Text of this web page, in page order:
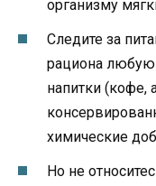
организму
Следите за
рациона
напитки (кофе,
химические
Но не